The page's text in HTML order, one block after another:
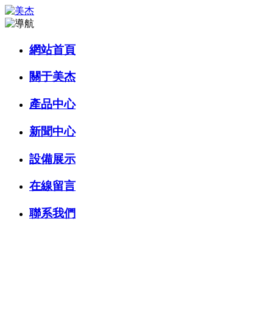
網站首頁
關于美杰
產品中心
新聞中心
設備展示
在線留言
聯系我們